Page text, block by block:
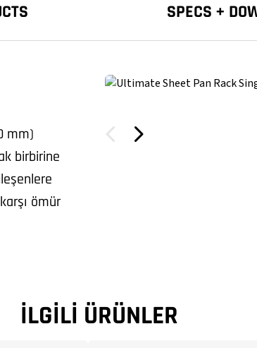
SPECS +
mm)
birbirine
ömür
İLGILI ÜRÜNLER